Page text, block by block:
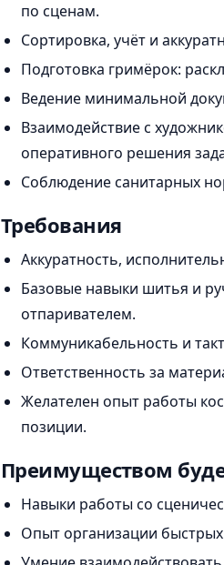
по сценам.
Сортировка, учёт и
Подготовка гримёрок:
Ведение минимальной
Взаимодействие с
оперативного решения
Соблюдение санитарных
Требования
Аккуратность,
Базовые навыки шитья и
отпаривателем.
Коммуникабельность и
Ответственность за
Желателен опыт работы
позиции.
Преимуществом
Навыки работы со
Опыт организации быстрых